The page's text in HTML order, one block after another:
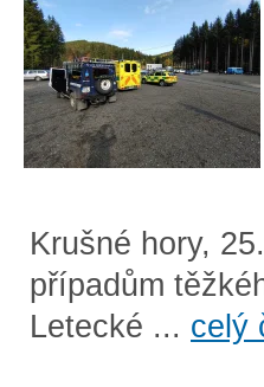
Krušné hory,
případům
Letecké ... celý